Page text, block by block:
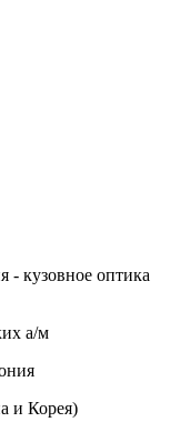
- кузовное оптика
а/м
и Корея)